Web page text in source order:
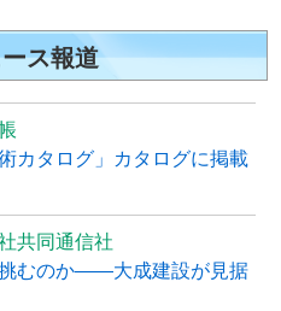
ス報道
カタログ」カタログに掲載
共同通信社
むのか――大成建設が見据